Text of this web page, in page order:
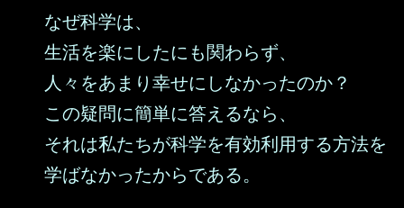
なぜ科学は、
生活を楽にしたにも関わらず、
人々をあまり幸せにしなかったのか？
この疑問に簡単に答えるなら、
それは私たちが科学を有効利用する方法を
学ばなかったからである。